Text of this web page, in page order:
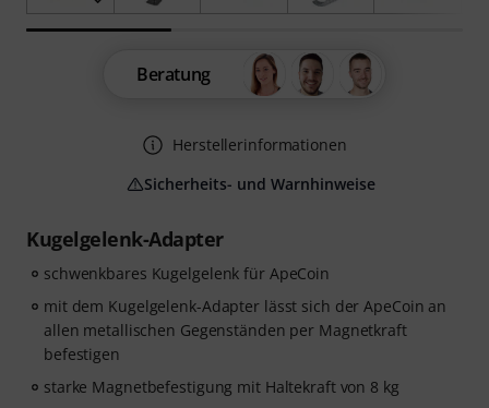
Kugelgelenk-Adapter
schwenkbares Kugelgelenk für ApeCoin
mit dem Kugelgelenk-Adapter lässt sich der ApeCoin an
allen metallischen Gegenständen per Magnetkraft
befestigen
starke Magnetbefestigung mit Haltekraft von 8 kg
Beratung
Herstellerinformationen
Sicherheits- und Warnhinweise